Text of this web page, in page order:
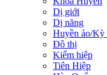
Dị giới
Dị năng
Huyền ảo/
Đô thị
Kiếm hiệp
Tiên Hiệp